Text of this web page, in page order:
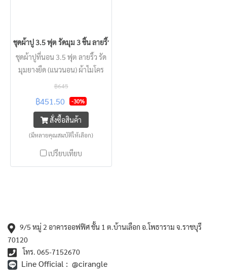
ชุดผ้าปู 3.5 ฟุต รัดมุม 3 ชิ้น ลายริ้ว KISS หนา 2 - 22 นิ้ว
ชุดผ้าปูที่นอน 3.5 ฟุต ลายริ้ว รัด
มุมยางยืด (แนวนอน) ผ้าไมโคร
เทกซ์ KISS แบบโรงแรม นุ่มลื่น
ครอบคลุมทุกความหนาที่นอน
สัมผสเย็น นอนสบาย
฿645
฿451.50 -30%
สั่งซื้อสินค้า
(มีหลายคุณสมบัติให้เลือก)
เปรียบเทียบ
9/5 หมู่ 2 อาคารออฟฟิศ ชั้น 1 ต.บ้านเลือก อ.โพธาราม จ.ราชบุรี
70120
โทร. 065-7152670
Line Official : @cirangle